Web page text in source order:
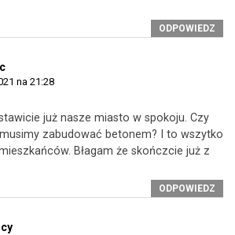
ODPOWIEDZ
na 21:28
już nasze miasto w spokoju. Czy
zabudować betonem? I to wszytko
Błagam że skończcie już z
ODPOWIEDZ